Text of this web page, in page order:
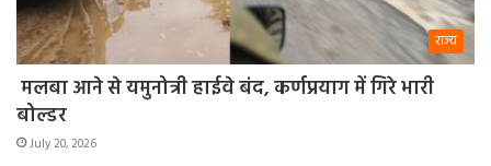
राज्य
मलबा आने से यमुनोत्री हाईवे बंद, कर्णप्रयाग में गिरे भारी
बोल्डर
July 20, 2026